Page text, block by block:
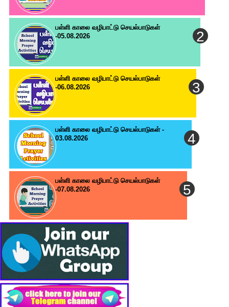
பள்ளி காலை வழிபாட்டு செயல்பாடுகள்
-05.08.2026
பள்ளி காலை வழிபாட்டு செயல்பாடுகள்
-06.08.2026
பள்ளி காலை வழிபாட்டு செயல்பாடுகள் -
03.08.2026
பள்ளி காலை வழிபாட்டு செயல்பாடுகள்
-07.08.2026